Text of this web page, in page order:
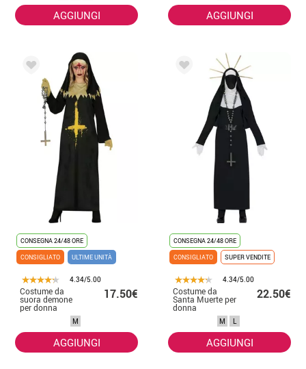
AGGIUNGI AGGIUNGI
CONSEGNA 24/48 ORE
CONSIGLIATO
ULTIME UNITÀ
4.34/5.00
Costume da
suora demone
per donna
17.50€
M
AGGIUNGI
CONSEGNA 24/48 ORE
CONSIGLIATO
SUPER VENDITE
4.34/5.00
Costume da
Santa Muerte per
donna
22.50€
M L
AGGIUNGI